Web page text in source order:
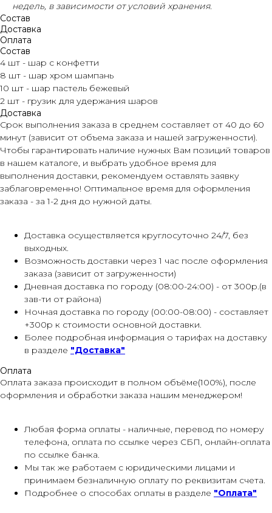
недель, в зависимости от условий хранения.
Состав
Доставка
Оплата
Состав
4 шт - шар с конфетти
8 шт - шар хром шампань
10 шт - шар пастель бежевый
2 шт - грузик для удержания шаров
Доставка
Срок выполнения заказа в среднем составляет от 40 до 60
минут (зависит от объема заказа и нашей загруженности).
Чтобы гарантировать наличие нужных Вам позиций товаров
в нашем каталоге, и выбрать удобное время для
выполнения доставки, рекомендуем оставлять заявку
заблаговременно! Оптимальное время для оформления
заказа - за 1-2 дня до нужной даты.
Доставка осуществляется круглосуточно 24/7, без
выходных.
Возможность доставки через 1 час после оформления
заказа (зависит от загруженности)
Дневная доставка по городу (08:00-24:00) - от 300р.(в
зав-ти от района)
Ночная доставка по городу (00:00-08:00) - составляет
+300р к стоимости основной доставки.
Более подробная информация о тарифах на доставку
в разделе "Доставка"
Оплата
Оплата заказа происходит в полном объёме(100%), после
оформления и обработки заказа нашим менеджером!
Любая форма оплаты - наличные, перевод по номеру
телефона, оплата по ссылке через СБП, онлайн-оплата
по ссылке банка.
Мы так же работаем с юридическими лицами и
принимаем безналичную оплату по реквизитам счета.
Подробнее о способах оплаты в разделе "Оплата"